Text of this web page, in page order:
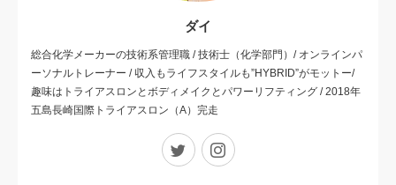
ダイ
総合化学メーカーの技術系管理職 / 技術士（化学部門）/ オンラインパ
ーソナルトレーナー / 収入もライフスタイルも”HYBRID”がモットー/
趣味はトライアスロンとボディメイクとパワーリフティング / 2018年
五島長崎国際トライアスロン（A）完走
Twitter Instagram